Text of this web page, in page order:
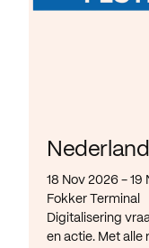
18 Nov 2026 - 19
Fokker Terminal
Digitalisering
en actie. Met alle